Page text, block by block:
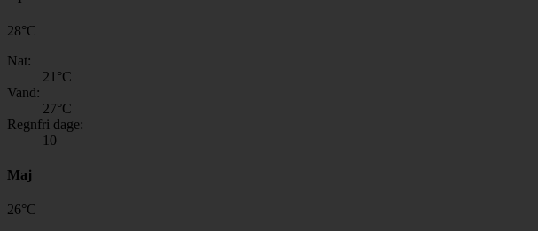
28°C
Nat:
21 °C
Vand:
27°C
Regnfri dage:
10
Maj
26°C